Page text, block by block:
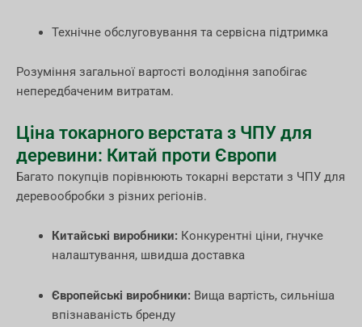
Технічне обслуговування та сервісна підтримка
Розуміння загальної вартості володіння запобігає
непередбаченим витратам.
Ціна токарного верстата з ЧПУ для
деревини: Китай проти Європи
Багато покупців порівнюють токарні верстати з ЧПУ для
деревообробки з різних регіонів.
Китайські виробники:Конкурентні ціни, гнучке
налаштування, швидша доставка
Європейські виробники:Вища вартість, сильніша
впізнаваність бренду